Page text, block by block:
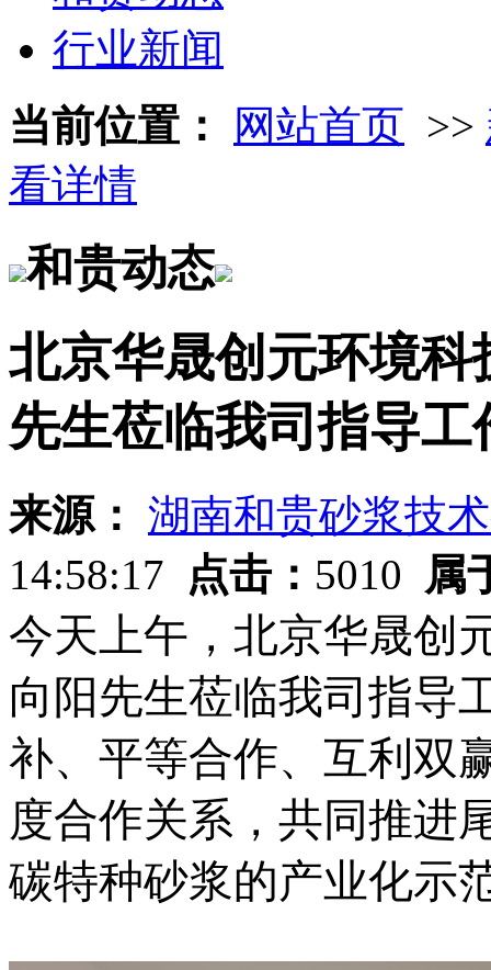
行业新闻
当前位置：
网站首页 >>
看详情
和贵动态
北京华晟创元环境
先生莅临我司指导工
来源： 湖南和贵砂浆技
14:58:17
点击： 5010 属
今天上午，北京华晟创
向阳先生莅临我司指导
补、平等合作、互利双
度合作关系，共同推进
碳特种砂浆的产业化示